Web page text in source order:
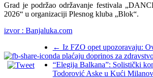
Grad je podržao održavanje festivala
2026“ u organizaciji Plesnog kluba „Blok“.
izvor : Banjaluka.com
← Iz FZO opet upozoravaju:
da plaćaju doprinos za
“Elegija Balkana”: Solistički
Todorović Aske u Kući